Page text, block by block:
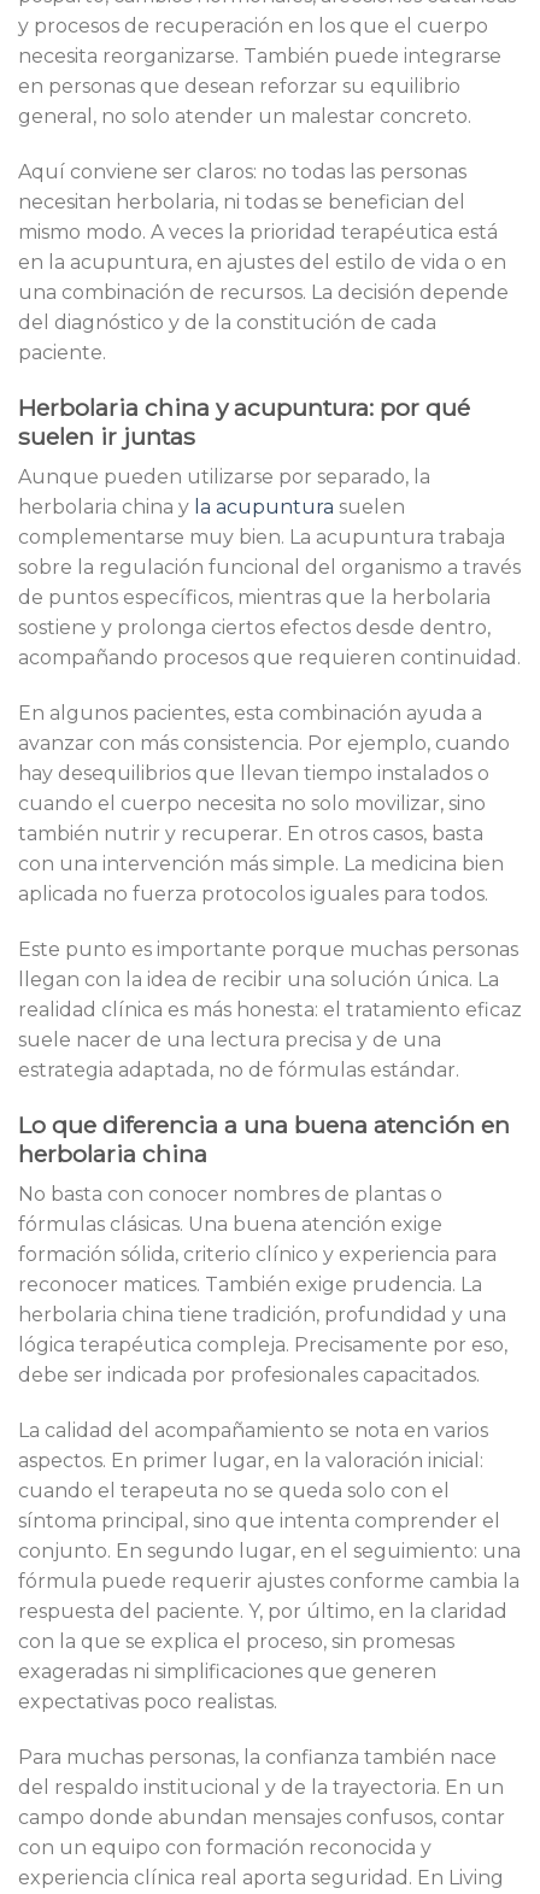
y procesos de recuperación en los que el cuerpo
necesita reorganizarse. También puede integrarse
en personas que desean reforzar su equilibrio
general, no solo atender un malestar concreto.
Aquí conviene ser claros: no todas las personas
necesitan herbolaria, ni todas se benefician del
mismo modo. A veces la prioridad terapéutica está
en la acupuntura, en ajustes del estilo de vida o en
una combinación de recursos. La decisión depende
del diagnóstico y de la constitución de cada
paciente.
Herbolaria china y acupuntura: por qué
suelen ir juntas
Aunque pueden utilizarse por separado, la
herbolaria china y la acupuntura suelen
complementarse muy bien. La acupuntura trabaja
sobre la regulación funcional del organismo a través
de puntos específicos, mientras que la herbolaria
sostiene y prolonga ciertos efectos desde dentro,
acompañando procesos que requieren continuidad.
En algunos pacientes, esta combinación ayuda a
avanzar con más consistencia. Por ejemplo, cuando
hay desequilibrios que llevan tiempo instalados o
cuando el cuerpo necesita no solo movilizar, sino
también nutrir y recuperar. En otros casos, basta
con una intervención más simple. La medicina bien
aplicada no fuerza protocolos iguales para todos.
Este punto es importante porque muchas personas
llegan con la idea de recibir una solución única. La
realidad clínica es más honesta: el tratamiento eficaz
suele nacer de una lectura precisa y de una
estrategia adaptada, no de fórmulas estándar.
Lo que diferencia a una buena atención en
herbolaria china
No basta con conocer nombres de plantas o
fórmulas clásicas. Una buena atención exige
formación sólida, criterio clínico y experiencia para
reconocer matices. También exige prudencia. La
herbolaria china tiene tradición, profundidad y una
lógica terapéutica compleja. Precisamente por eso,
debe ser indicada por profesionales capacitados.
La calidad del acompañamiento se nota en varios
aspectos. En primer lugar, en la valoración inicial:
cuando el terapeuta no se queda solo con el
síntoma principal, sino que intenta comprender el
conjunto. En segundo lugar, en el seguimiento: una
fórmula puede requerir ajustes conforme cambia la
respuesta del paciente. Y, por último, en la claridad
con la que se explica el proceso, sin promesas
exageradas ni simplificaciones que generen
expectativas poco realistas.
Para muchas personas, la confianza también nace
del respaldo institucional y de la trayectoria. En un
campo donde abundan mensajes confusos, contar
con un equipo con formación reconocida y
experiencia clínica real aporta seguridad. En Living